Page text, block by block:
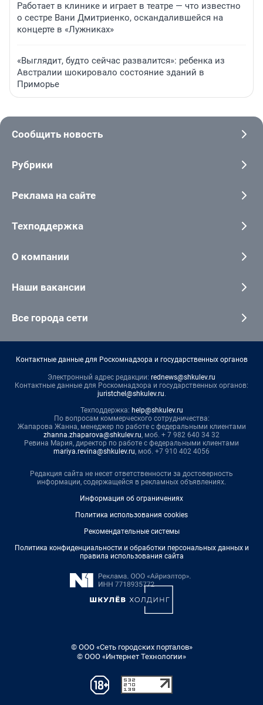
Работает в клинике и играет в театре — что известно
о сестре Вани Дмитриенко, оскандалившейся на
концерте в «Лужниках»
«Выглядит, будто сейчас развалится»: ребенка из
Австралии шокировало состояние зданий в
Приморье
Сообщить новость
Рубрики
Реклама на сайте
Техподдержка
О компании
Наши вакансии
Все города сети
Контактные данные для Роскомнадзора и государственных органов
Электронный адрес редакции: rednews@shkulev.ru
Контактные данные для Роскомнадзора и государственных органов:
juristchel@shkulev.ru.
Техподдержка: help@shkulev.ru
По вопросам коммерческого сотрудничества:
Жапарова Жанна, менеджер по работе с федеральными клиентами
zhanna.zhaparova@shkulev.ru, моб. + 7 982 640 34 32
Ревина Мария, директор по работе с федеральными клиентами
mariya.revina@shkulev.ru, моб. +7 910 402 4056
Редакция сайта не несет ответственности за достоверность
информации, содержащейся в рекламных объявлениях.
Информация об ограничениях
Политика использования cookies
Рекомендательные системы
Политика конфиденциальности и обработки персональных данных и
правила использования сайта
© ООО «Сеть городских порталов»
© ООО «Интернет Технологии»